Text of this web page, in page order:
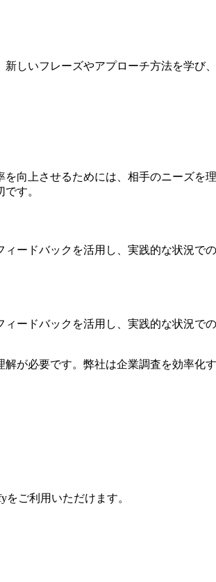
しいフレーズやアプローチ方法を学び
向上させるためには、相手のニーズを
す。
ードバックを活用し、実践的な状況で
ードバックを活用し、実践的な状況で
が必要です。 弊社は企業調査を効率化
をご利用いただけます。